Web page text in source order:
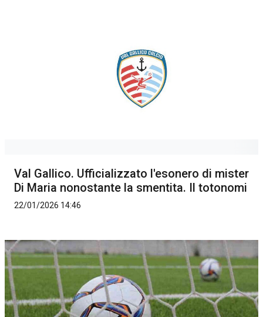
Val Gallico. Ufficializzato l'esonero di mister
Di Maria nonostante la smentita. Il totonomi
22/01/2026 14:46